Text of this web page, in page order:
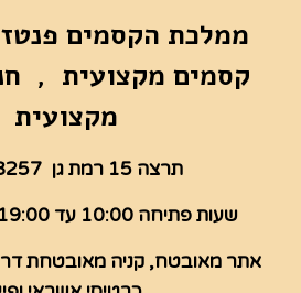
ממלכת הקסמים
קסמים מקצועית ,
מקצועית
תרצה 15 רמת גן 03-6443257
שעות פתיחה 10:00 עד 19:00 שישי עד 14:00
אתר מאובטח, קניה מאובטחת